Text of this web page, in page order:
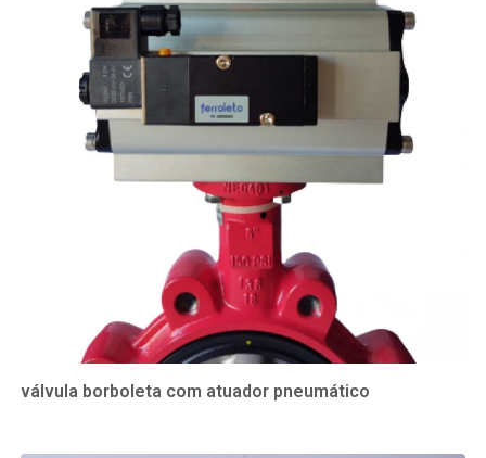
válvula borboleta com atuador pneumático